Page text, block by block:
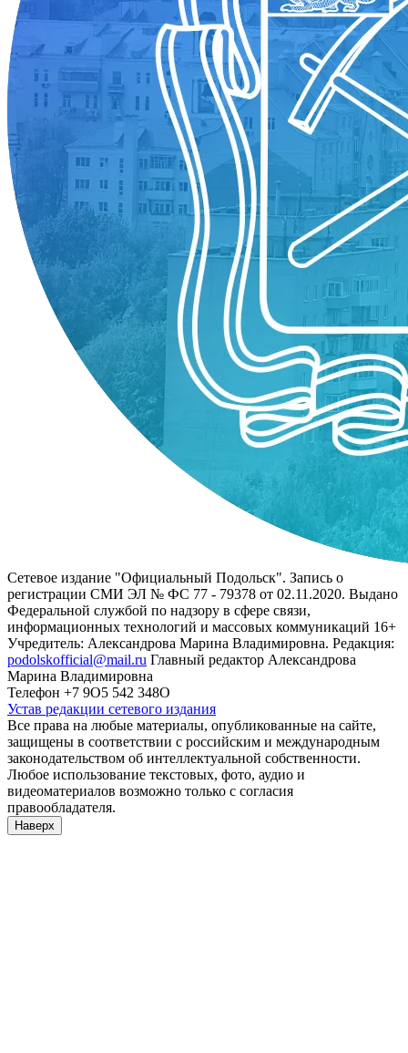
Сетевое издание "Официальный Подольск". Запись о
регистрации СМИ ЭЛ № ФС 77 - 79378 от 02.11.2020. Выдано
Федеральной службой по надзору в сфере связи,
информационных технологий и массовых коммуникаций 16+
Учредитель: Александрова Марина Владимировна. Редакция:
podolskofficial@mail.ru Главный редактор Александрова
Марина Владимировна
Телефон +7 9О5 542 348О
Устав редакции сетевого издания
Все права на любые материалы, опубликованные на сайте,
защищены в соответствии с российским и международным
законодательством об интеллектуальной собственности.
Любое использование текстовых, фото, аудио и
видеоматериалов возможно только с согласия
правообладателя.
Наверх